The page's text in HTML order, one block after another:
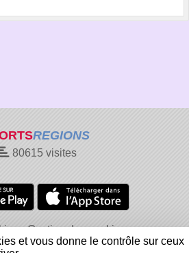
REGIONS
80615visites
Gestion des cookies
Signaler un contenu inapproprié
et vous donne le contrôle sur ceux